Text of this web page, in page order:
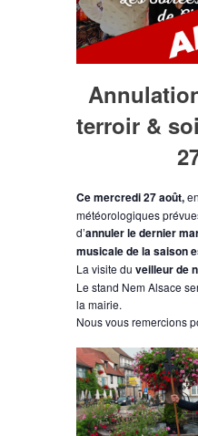
terroir &
Ce mercredi 27 août,
météorologiques
d’annuler le dernier
musicale de la saison
La visite du veilleur de
Le stand Nem Alsace
la mairie.
Nous vous remercions